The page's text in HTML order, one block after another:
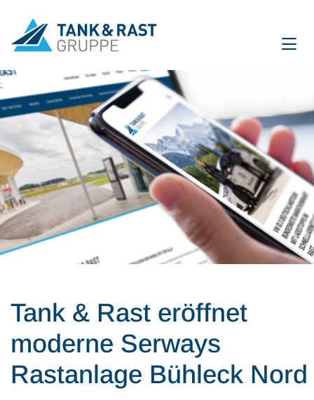
International
Unternehmen
Für Gäste
Partner
Alle Artikel
Mobilität & Verkehr
Innovation & Arbeit
Karriere
Investor Relations
Tank & Rast eröffnet
moderne Serways
Rastanlage Bühleck Nord